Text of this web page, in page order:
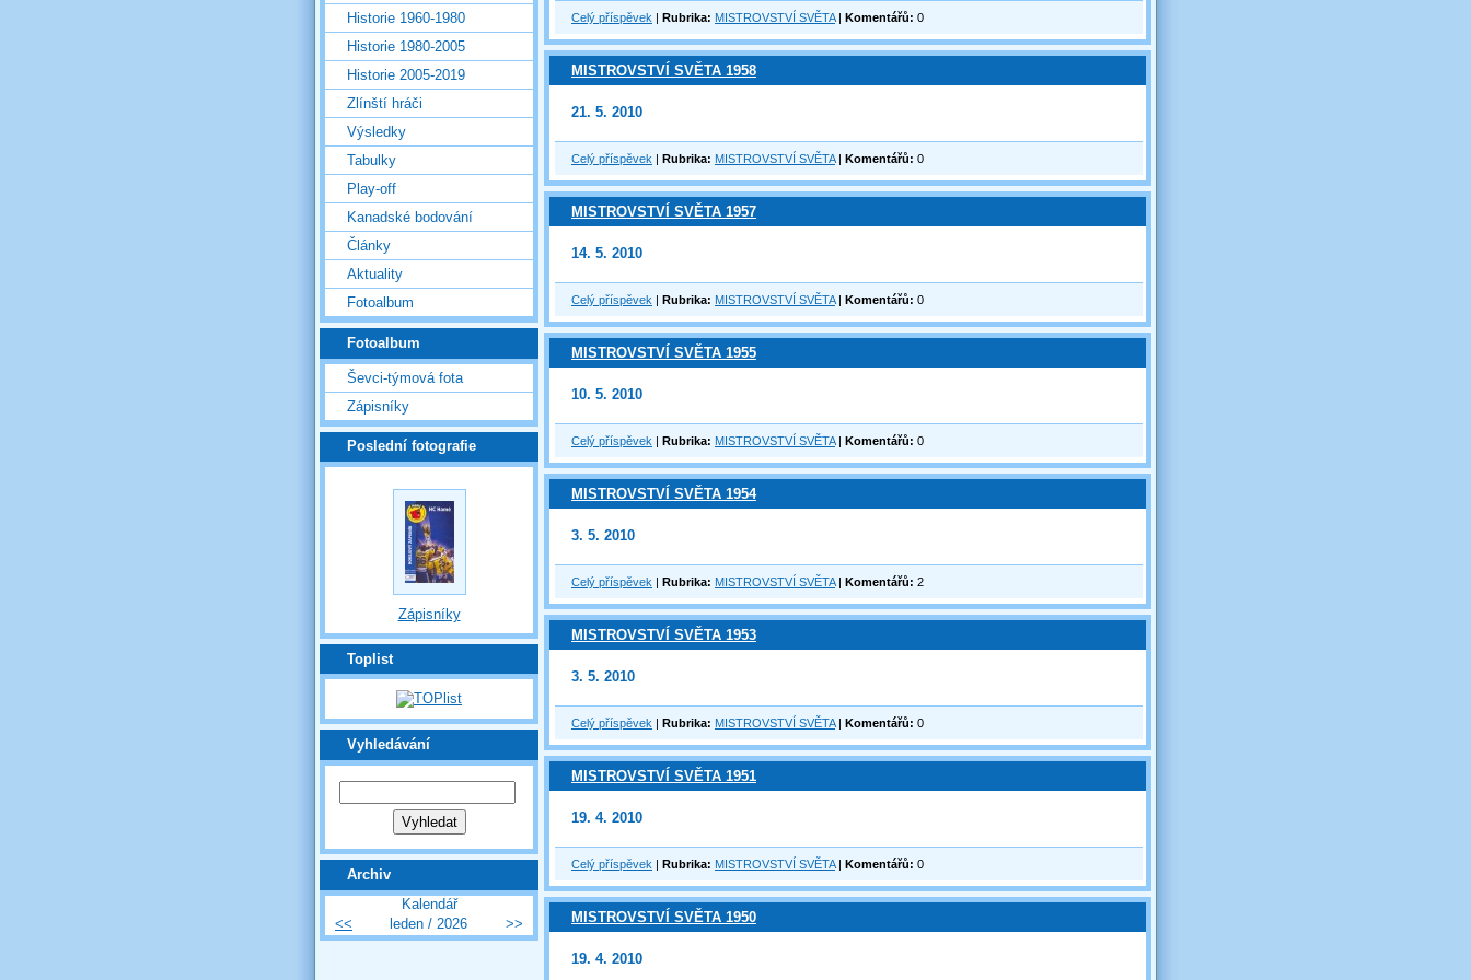
Celý příspěvek | Rubrika: MISTROVSTVÍ SVĚTA | Komentářů: 0
MISTROVSTVÍ SVĚTA 1958
21. 5. 2010
Celý příspěvek | Rubrika: MISTROVSTVÍ SVĚTA | Komentářů: 0
MISTROVSTVÍ SVĚTA 1957
14. 5. 2010
Celý příspěvek | Rubrika: MISTROVSTVÍ SVĚTA | Komentářů: 0
MISTROVSTVÍ SVĚTA 1955
10. 5. 2010
Celý příspěvek | Rubrika: MISTROVSTVÍ SVĚTA | Komentářů: 0
MISTROVSTVÍ SVĚTA 1954
3. 5. 2010
Celý příspěvek | Rubrika: MISTROVSTVÍ SVĚTA | Komentářů: 2
MISTROVSTVÍ SVĚTA 1953
3. 5. 2010
Celý příspěvek | Rubrika: MISTROVSTVÍ SVĚTA | Komentářů: 0
MISTROVSTVÍ SVĚTA 1951
19. 4. 2010
Celý příspěvek | Rubrika: MISTROVSTVÍ SVĚTA | Komentářů: 0
MISTROVSTVÍ SVĚTA 1950
19. 4. 2010
Historie 1960-1980
Historie 1980-2005
Historie 2005-2019
Zlínští hráči
Výsledky
Tabulky
Play-off
Kanadské bodování
Články
Aktuality
Fotoalbum
Fotoalbum
Ševci-týmová fota
Zápisníky
Poslední fotografie
Zápisníky
Toplist
Vyhledávání
Archiv
Kalendář
<<
leden / 2026 >>